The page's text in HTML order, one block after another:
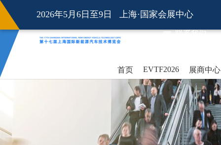
2026年5月6日至9日 上海·国家会展中心
联系我们
首页 EVTF2026 展商中心